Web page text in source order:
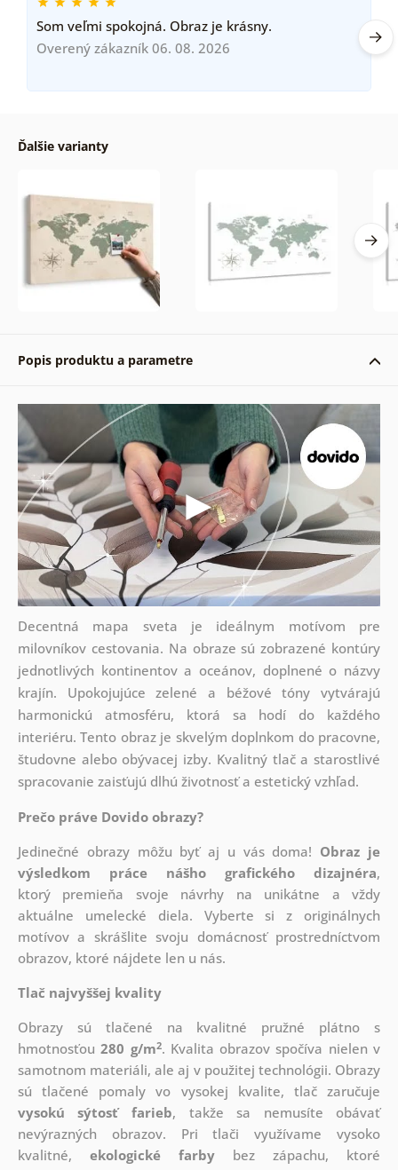
Som veľmi spokojná. Obraz je krásny.
Overený zákazník 06. 08. 2026
Ďalšie varianty
Popis produktu a parametre
Decentná mapa sveta je ideálnym motívom pre
milovníkov cestovania. Na obraze sú zobrazené kontúry
jednotlivých kontinentov a oceánov, doplnené o názvy
krajín. Upokojujúce zelené a béžové tóny vytvárajú
harmonickú atmosféru, ktorá sa hodí do každého
interiéru. Tento obraz je skvelým doplnkom do pracovne,
študovne alebo obývacej izby. Kvalitný tlač a starostlivé
spracovanie zaisťujú dlhú životnosť a estetický vzhľad.
Prečo práve Dovido obrazy?
Jedinečné obrazy môžu byť aj u vás doma! Obraz je
výsledkom práce nášho grafického dizajnéra,
ktorý premieňa svoje návrhy na unikátne a vždy
aktuálne umelecké diela. Vyberte si z originálnych
motívov a skrášlite svoju domácnosť prostredníctvom
obrazov, ktoré nájdete len u nás.
Tlač najvyššej kvality
Obrazy sú tlačené na kvalitné pružné plátno s
hmotnosťou280 g/m2. Kvalita obrazov spočíva nielen v
samotnom materiáli, ale aj v použitej technológii. Obrazy
sú tlačené pomaly vo vysokej kvalite, tlač zaručuje
vysokú sýtosť farieb, takže sa nemusíte obávať
nevýrazných obrazov. Pri tlači využívame vysoko
kvalitné, ekologické farby bez zápachu, ktoré